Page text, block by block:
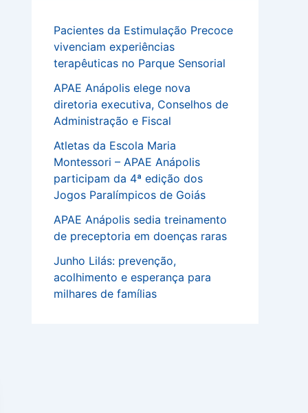
Pacientes da Estimulação Precoce
vivenciam experiências
terapêuticas no Parque Sensorial
APAE Anápolis elege nova
diretoria executiva, Conselhos de
Administração e Fiscal
Atletas da Escola Maria
Montessori – APAE Anápolis
participam da 4ª edição dos
Jogos Paralímpicos de Goiás
APAE Anápolis sedia treinamento
de preceptoria em doenças raras
Junho Lilás: prevenção,
acolhimento e esperança para
milhares de famílias